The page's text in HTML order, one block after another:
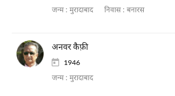
जन्म : मुरादाबाद निवास : बनारस
अनवर कैफ़ी
1946
जन्म : मुरादाबाद